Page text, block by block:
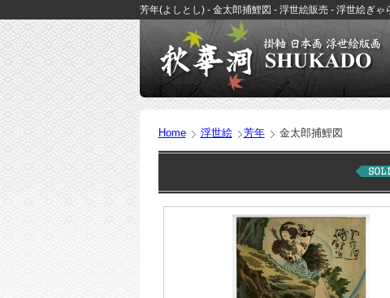
芳年(よしとし) - 金太郎捕鯉図 - 浮世絵販売 - 浮世絵ぎゃ
Home 浮世絵 芳年 金太郎捕鯉図